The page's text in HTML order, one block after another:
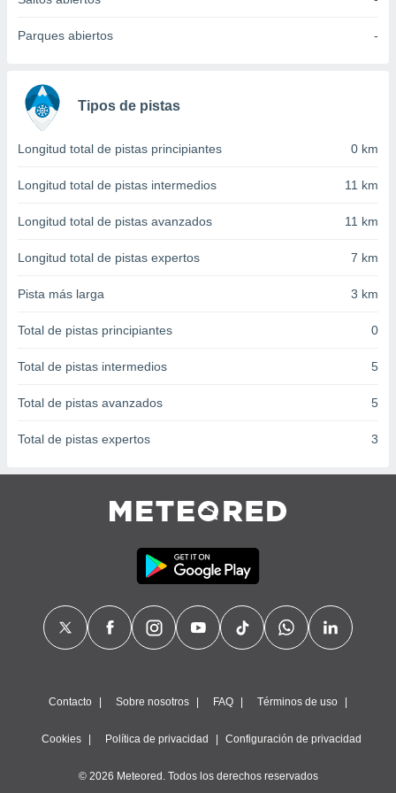
publicidad
1199
Parques abiertos -
Tipos de pistas
Longitud total de pistas principiantes 0 km
Longitud total de pistas intermedios 11 km
Longitud total de pistas avanzados 11 km
Longitud total de pistas expertos 7 km
Pista más larga 3 km
Total de pistas principiantes 0
Total de pistas intermedios 5
Total de pistas avanzados 5
Total de pistas expertos 3
Contacto Sobre nosotros FAQ Términos de uso
Cookies Política de privacidad Configuración de privacidad
© 2026 Meteored. Todos los derechos reservados